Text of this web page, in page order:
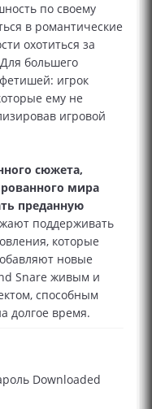
по своему
в романтические
охотиться за
большего
игрок
ему не
игровой
сюжета,
мира
преданную
поддерживать
которые
новые
Snare живым и
способным
долгое время.
Downloaded